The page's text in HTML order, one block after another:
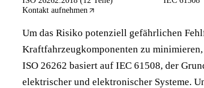
Kontakt aufnehmen
Um das Risiko potenziell gefährlichen
Kraftfahrzeugkomponenten zu
ISO 26262 basiert auf IEC 61508, der
elektrischer und elektronischer Systeme.